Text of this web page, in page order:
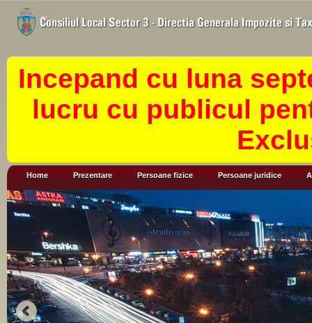
Incepand cu luna
lucru cu publicul
Home Prezentare Persoane fizice Persoane juridice